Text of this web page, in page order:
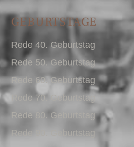
GEBURTSTAGE
Rede 40. Geburtstag
Rede 50. Geburtstag
Rede 60. Geburtstag
Rede 70. Geburtstag
Rede 80. Geburtstag
Rede 90. Geburtstag